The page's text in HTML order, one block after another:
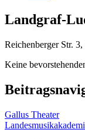
Landgraf-
Reichenberger Str.
Keine
Gallus Theater